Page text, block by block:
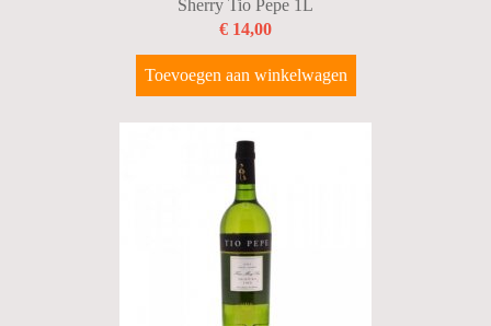
Sherry Tio Pepe 1L
€ 14,00
Toevoegen aan winkelwagen